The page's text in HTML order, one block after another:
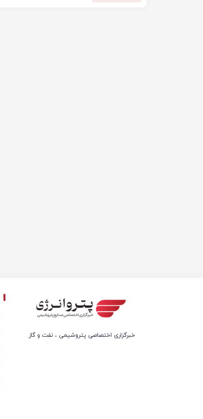
خبرگزاری اختصاصی پتروشیمی ، نفت و گاز